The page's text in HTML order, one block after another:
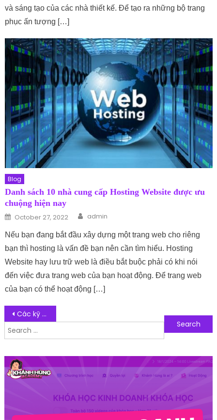
và sáng tạo của các nhà thiết kế. Để tạo ra những bộ trang
phục ấn tượng […]
Blog
Danh sách 10 nhà cung cấp Hosting Website được ưu
chuộng hiện nay
Posted on
October 27, 2022 Author
admin
Nếu bạn đang bắt đầu xây dựng một trang web cho riêng
bạn thì hosting là vấn đề bạn nên cần tìm hiểu. Hosting
Website hay lưu trữ web là điều bắt buộc phải có khi nói
đến việc đưa trang web của bạn hoạt động. Để trang web
của bạn có thể hoạt động […]
Post navigation
Các kỹ thuật chơi golf cơ bản mà golfer cần chuẩn bị
Search for:
Follow